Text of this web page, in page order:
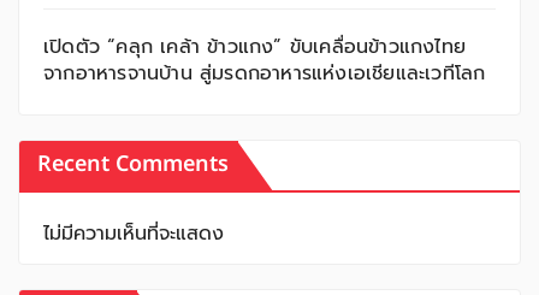
เปิดตัว “คลุก เคล้า ข้าวแกง” ขับเคลื่อนข้าวแกงไทย
จากอาหารจานบ้าน สู่มรดกอาหารแห่งเอเชียและเวทีโลก
Recent Comments
ไม่มีความเห็นที่จะแสดง